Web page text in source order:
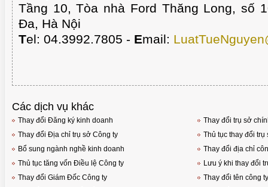
Tầng 10, Tòa nhà Ford Thăng Long, số
Đa, Hà Nội
Tel: 04.3992.7805 - Email:
Các dịch vụ khác
Thay đổi Đăng ký kinh doanh
Thay đổi Địa chỉ trụ sở Công ty
Bổ sung ngành nghề kinh doanh
Thủ tục tăng vốn Điều lệ Công ty
Thay đổi Giám Đốc Công ty
Thay đổi trụ sở
Thủ tục thay đổi
Thay đổi địa chỉ
Lưu ý khi thay đổi
Thay đổi tên công